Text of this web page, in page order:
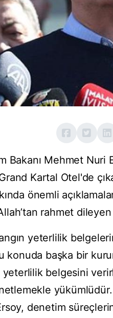
Bakanı Mehmet Nuri
Kartal Otel'de
önemli
rahmet
yeterlilik
başka bir
yeterlilik belgesini
denetim